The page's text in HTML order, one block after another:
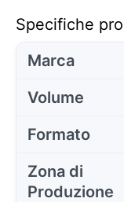
Specifiche
Marca
Volume
Formato
Zona di
Produzione